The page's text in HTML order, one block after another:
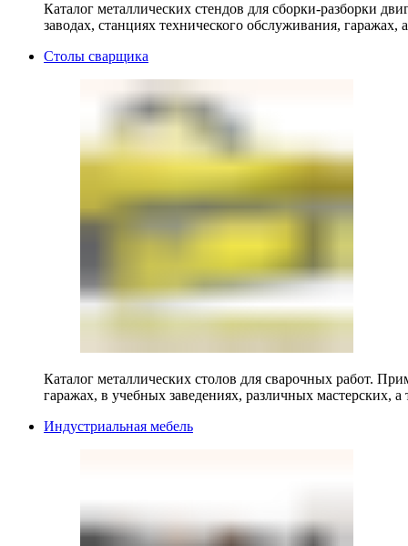
Каталог металлических стендов для сборки-разборки
заводах, станциях технического обслуживания, гаражах,
Столы сварщика
Каталог металлических столов для сварочных работ.
гаражах, в учебных заведениях, различных мастерских, а
Индустриальная мебель